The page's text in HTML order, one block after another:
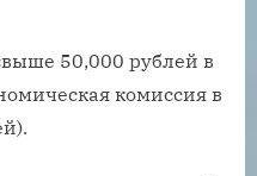
50,000 рублей в
комиссия в